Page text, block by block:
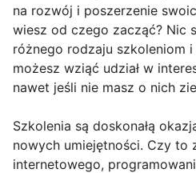
na rozwój i poszerzenie
wiesz od czego zacząć? Nic
różnego rodzaju szkoleniom
możesz wziąć udział w
nawet jeśli nie masz o nich
Szkolenia są doskonałą
nowych umiejętności. Czy to
internetowego,